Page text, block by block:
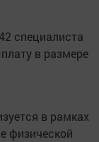
специалиста
в размере
в рамках
физической